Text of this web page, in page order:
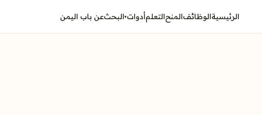
الرئيسيةالوظائفالمنحالتعلمأدوات▾البحثعن باب اليمن